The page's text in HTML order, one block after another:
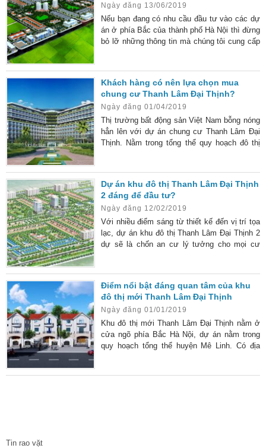
Đại Thịnh 2 cũng như mang đến sự lựa chọn
hoàn hảo nhất cho
Ngày đăng 13/06/2019
Nếu bạn đang có nhu cầu đầu tư vào các dự
án ở phía Bắc của thành phố Hà Nội thì đừng
bỏ lỡ những thông tin mà chúng tôi cung cấp
về đầu tư dự án ở phía Bắc Hà Nội Hiện nay,
trên thị trường bất động sản ở khu vực phía
Bắc Hà Nội khá sôi động bởi sự tham
Khách hàng có nên lựa chọn mua
chung cư Thanh Lâm Đại Thịnh?
Ngày đăng 01/04/2019
Thị trường bất động sản Việt Nam bỗng nóng
hẳn lên với dự án chung cư Thanh Lâm Đại
Thịnh. Nằm trong tổng thể quy hoạch đô thị
quan dự án chung cư Thanh Lâm Đại Thịnh
Là dự án trọng điểm nằm trong tổng thể quy
hoạch khu đô thị mới Mê Linh. Bao gồm
Thanh Lâm Đại Thịnh 1
Dự án khu đô thị Thanh Lâm Đại Thịnh
2 đáng để đầu tư?
Ngày đăng 12/02/2019
Với nhiều điểm sáng từ thiết kế đến vị trí tọa
lạc, dự án khu đô thị Thanh Lâm Đại Thịnh 2
dự sẽ là chốn an cư lý tưởng cho mọi cư
Nội. Tại đây đã hội tụ đầy đủ những ưu thế
của một dự án vàng bao gồm: vị trí, tiện ích,
mức giá bán, … Chính
Điểm nổi bật đáng quan tâm của khu
đô thị mới Thanh Lâm Đại Thịnh
Ngày đăng 01/01/2019
Khu đô thị mới Thanh Lâm Đại Thịnh nằm ở
cửa ngõ phía Bắc Hà Nội, dự án nằm trong
quy hoạch tổng thể huyện Mê Linh. Có địa
Tin rao vặt